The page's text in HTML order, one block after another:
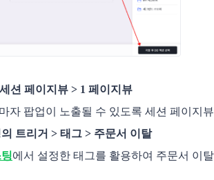
션 페이지뷰 > 1 페이지뷰
자 팝업이 노출될 수 있도록 세션 페이지
트리거 > 태그 > 주문서 이탈
에서 설정한 태그를 활용하여 주문서 이